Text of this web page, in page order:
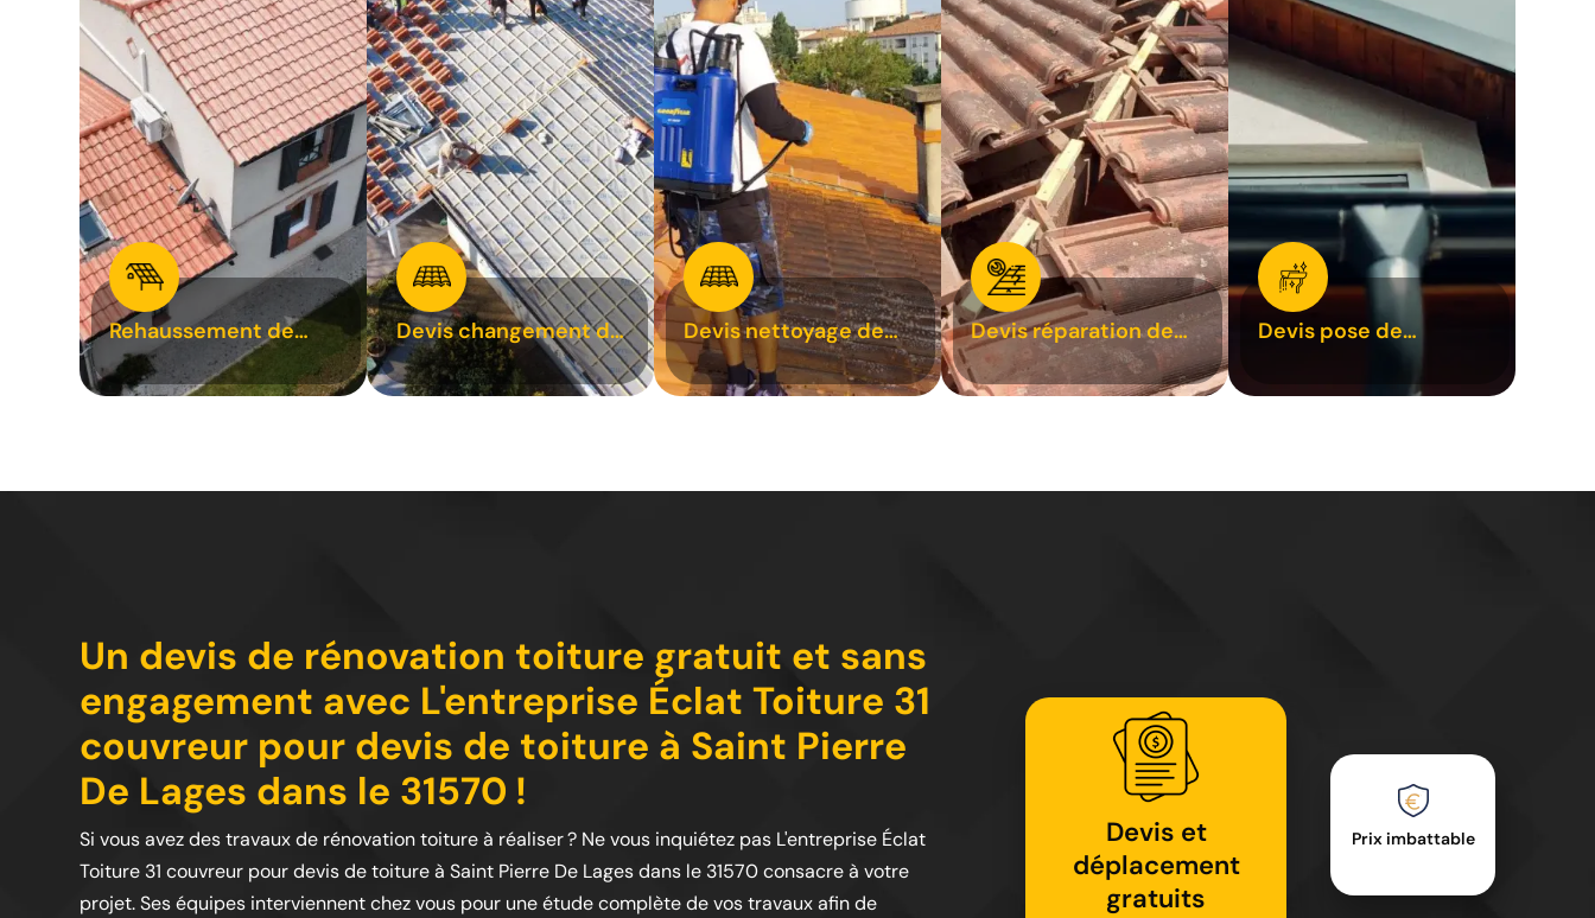
Rehaussement de
toiture 31
Devis changement de
tuile 31
Devis nettoyage de
toiture 31
Devis réparation de
toiture 31
Devis pose de
Un devis de rénovation toiture gratuit et sans
engagement avec L'entreprise Éclat Toiture 31
couvreur pour devis de toiture à Saint Pierre
De Lages dans le 31570 !
Si vous avez des travaux de rénovation toiture à réaliser ? Ne vous inquiétez pas L'entreprise Éclat
Toiture 31 couvreur pour devis de toiture à Saint Pierre De Lages dans le 31570 consacre à votre
projet. Ses équipes interviennent chez vous pour une étude complète de vos travaux afin de
Devis et
déplacement
gratuits
Prix imbattable